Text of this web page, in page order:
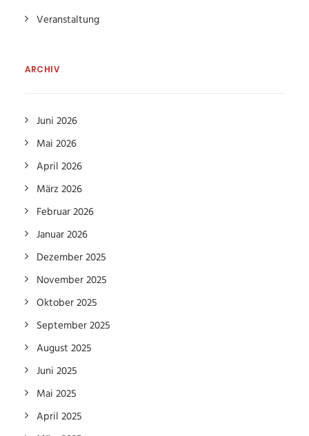
Veranstaltung
ARCHIV
Juni 2026
Mai 2026
April 2026
März 2026
Februar 2026
Januar 2026
Dezember 2025
November 2025
Oktober 2025
September 2025
August 2025
Juni 2025
Mai 2025
April 2025